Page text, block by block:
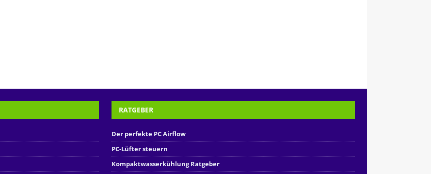
RATGEBER
Der perfekte PC Airflow
PC-Lüfter steuern
Kompaktwasserkühlung Ratgeber